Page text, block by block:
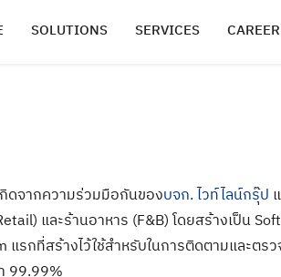
SOLUTIONS SERVICES CAREER
ดจากความร่วมมือกันของบจก. ไวท์ไลน์กรุ๊ป
และร้านอาหาร (F&B) โดยสร้างเป็น
แรกที่สร้างไว้ใช้สำหรับในการติดตามและต
99.99%